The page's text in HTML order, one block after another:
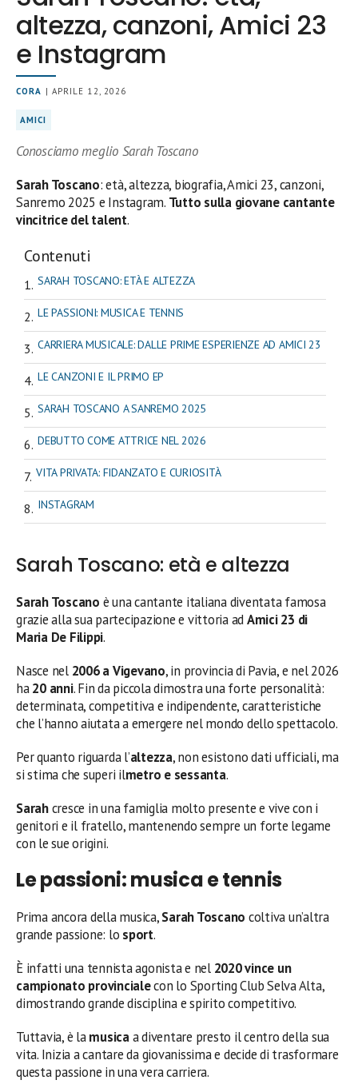
altezza, canzoni, Amici 23
e Instagram
CORA | APRILE 12, 2026
AMICI
Conosciamo meglio Sarah Toscano
Sarah Toscano: età, altezza, biografia, Amici 23, canzoni,
Sanremo 2025 e Instagram. Tutto sulla giovane cantante
vincitrice del talent.
Contenuti
SARAH TOSCANO: ETÀ E ALTEZZA
LE PASSIONI: MUSICA E TENNIS
CARRIERA MUSICALE: DALLE PRIME ESPERIENZE AD AMICI 23
LE CANZONI E IL PRIMO EP
SARAH TOSCANO A SANREMO 2025
DEBUTTO COME ATTRICE NEL 2026
VITA PRIVATA: FIDANZATO E CURIOSITÀ
INSTAGRAM
Sarah Toscano: età e altezza
Sarah Toscano è una cantante italiana diventata famosa
grazie alla sua partecipazione e vittoria adAmici 23 di
Maria De Filippi.
Nasce nel 2006 a Vigevano, in provincia di Pavia, e nel 2026
ha20 anni. Fin da piccola dimostra una forte personalità:
determinata, competitiva e indipendente, caratteristiche
che l’hanno aiutata a emergere nel mondo dello spettacolo.
Per quanto riguarda l’altezza, non esistono dati ufficiali, ma
si stima che superi ilmetro e sessanta.
Sarahcresce in una famiglia molto presente e vive con i
genitori e il fratello, mantenendo sempre un forte legame
con le sue origini.
Le passioni: musica e tennis
Prima ancora della musica,Sarah Toscano coltiva un’altra
grande passione: lo sport.
È infatti una tennista agonista e nel 2020 vince un
campionato provincialecon lo Sporting Club Selva Alta,
dimostrando grande disciplina e spirito competitivo.
Tuttavia, è lamusicaa diventare presto il centro della sua
vita. Inizia a cantare da giovanissima e decide di trasformare
questa passione in una vera carriera.